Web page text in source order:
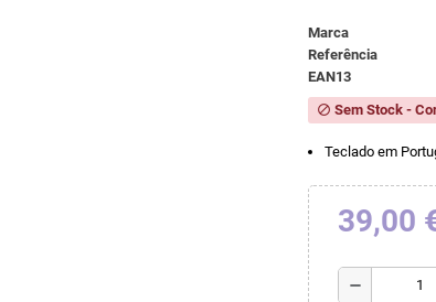
Marca
Referência
EAN13
block Sem Stock -
Teclado em
39,00
remove